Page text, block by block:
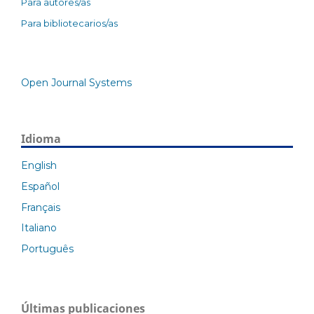
Para bibliotecarios/as
Open Journal Systems
Idioma
English
Español
Français
Italiano
Português
Últimas publicaciones